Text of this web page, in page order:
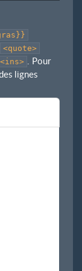
<quote>
<ins> . Pour
lignes